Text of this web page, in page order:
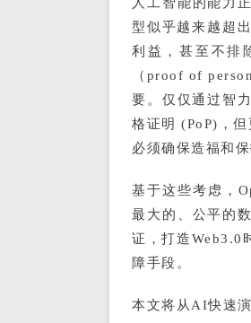
型似乎越来越超
利益，甚至不排
（proof of
要。仅仅通过智
格证明 (PoP)，
必须确保造福和保
基于这些考虑，
最大的、公平的
证，打造Web3.0
障手段。
本文将从AI快速